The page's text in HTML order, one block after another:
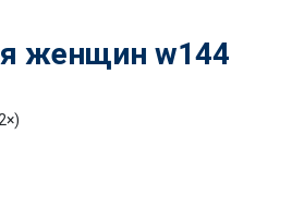
женщин w144